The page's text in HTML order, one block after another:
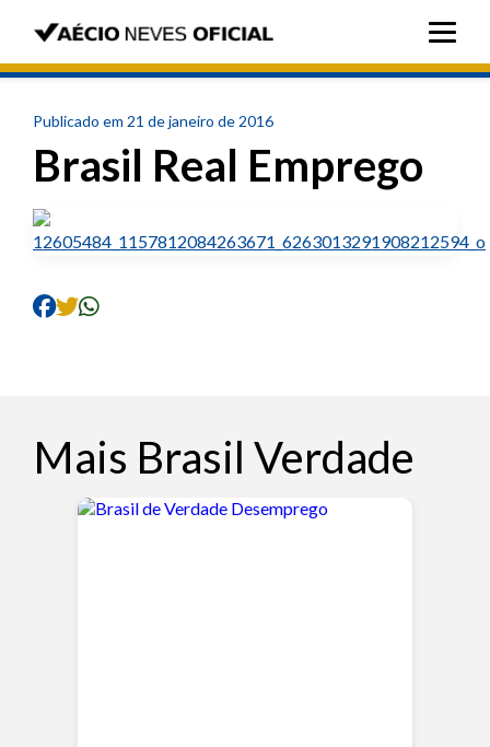
Publicado em 21 de janeiro de 2016
Brasil Real Emprego
Mais Brasil Verdade